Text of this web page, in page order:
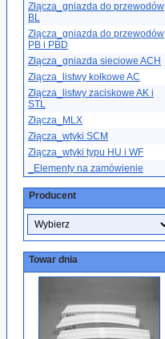
Złącza_gniazda do przewodów
BL
Złącza_gniazda do przewodów
PB i PBD
Złącza_gniazda sieciowe ACH
Złącza_listwy kołkowe AC
Złącza_listwy zaciskowe AK i
STL
Złącza_MLX
Złącza_wtyki SCM
Złącza_wtyki typu HU i WF
_Elementy na zamówienie
Producent
Towar dnia